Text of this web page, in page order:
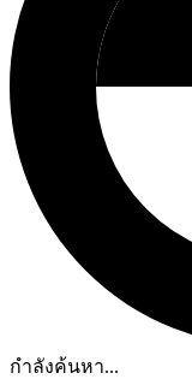
กำลังค้นหา...